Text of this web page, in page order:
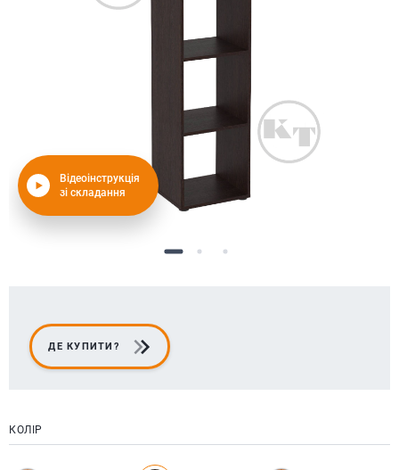
Відеоінструкція
зі складання
ДЕ КУПИТИ?
КОЛІР